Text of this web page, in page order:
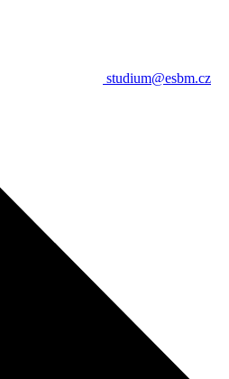
studium@esbm.cz